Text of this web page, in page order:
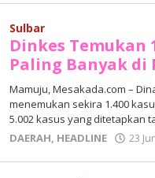
Sulbar
Dinkes Temukan
Paling Banyak di
Mamuju, Mesakada.com –
menemukan sekira 1.400
5.002 kasus yang ditetapkan
DAERAH, HEADLINE 23